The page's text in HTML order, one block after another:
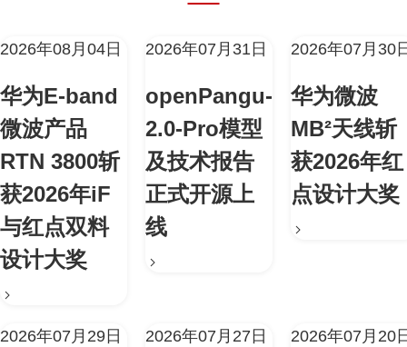
2026年08月04日
华为E-band
微波产品
RTN 3800斩
获2026年iF
与红点双料
设计大奖
2026年07月31日
openPangu-
2.0-Pro模型
及技术报告
正式开源上
线
2026年07月30
华为微波
MB²天线斩
获2026年红
点设计大奖
2026年07月29日 2026年07月27日 2026年07月20